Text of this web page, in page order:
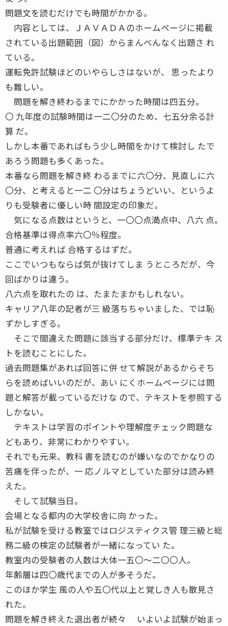
問題文を読むだけでも時間がかかる。
内容としては、ＪＡＶＡＤＡのホームページに掲載
されている出題範囲（図）からまんべんなく出題さ れ
ている。
運転免許試験ほどのいやらしさはないが、 思ったより
も難しい。
問題を解き終わるまでにかかった時間は四五分。
〇 九年度の試験時間は一二〇分のため、七五分余る計
算 だ。
しかし本番であればもう少し時間をかけて検討し たで
あろう問題も多くあった。
本番なら問題を解き終 わるまでに六〇分、見直しに六
〇分、と考えると一二 〇分はちょうどいい、というよ
りも受験者に優しい時 間設定の印象だ。
気になる点数はというと、一〇〇点満点中、八六 点。
合格基準は得点率六〇％程度。
普通に考えれば 合格するはずだ。
ここでいつもならば気が抜けてしま うところだが、今
回ばかりは違う。
八六点を取れたの は、たまたまかもしれない。
キャリア八年の記者が三 級落ちちゃいました、では恥
ずかしすぎる。
そこで間違えた問題に該当する部分だけ、標準テキ ス
トを読むことにした。
過去問題集があれば回答に併 せて解説があるからそち
らを読めばいいのだが、あい にくホームページには問
題と解答が載っているだけな ので、テキストを参照する
しかない。
テキストは学習のポイントや理解度チェック問題な
どもあり、非常にわかりやすい。
それでも元来、教科 書を読むのが嫌いなのでかなりの
苦痛を伴ったが、一 応ノルマとしていた部分は読み終
えた。
そして試験当日。
会場となる都内の大学校舎に向 かった。
私が試験を受ける教室ではロジスティクス管 理三級と総
務二級の検定の試験者が一緒になってい た。
教室内の受験者の人数は大体一五〇〜二〇〇人。
年齢層は四〇歳代までの人が多そうだ。
このほか学生 風の人や五〇代以上と覚しき人も散見さ
れた。
問題を解き終えた退出者が続々 いよいよ試験が始まっ